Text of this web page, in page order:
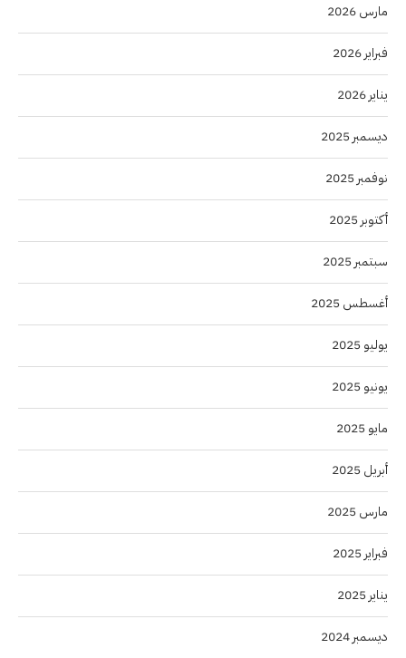
مارس 2026
فبراير 2026
يناير 2026
ديسمبر 2025
نوفمبر 2025
أكتوبر 2025
سبتمبر 2025
أغسطس 2025
يوليو 2025
يونيو 2025
مايو 2025
أبريل 2025
مارس 2025
فبراير 2025
يناير 2025
ديسمبر 2024